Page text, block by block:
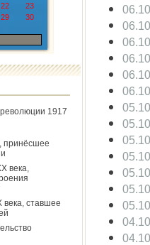
22
23
29
30
революции 1917
принёсшее
века,
ставшее